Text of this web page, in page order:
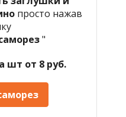
просто нажав
"
шт от 8 руб.